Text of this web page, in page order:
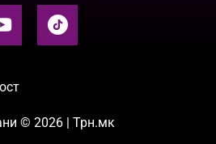
© 2026 | Трн.мк